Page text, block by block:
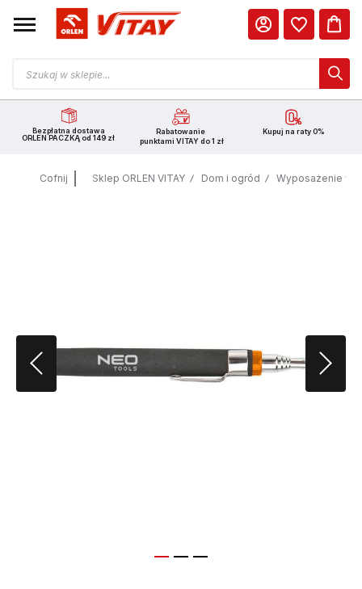
Bezpłatna dostawa
ORLEN PACZKĄ od 149 zł
Rabatowanie
punktami VITAY do 1 zł
Kupuj na raty 0%
Cofnij Sklep ORLEN VITAY Dom i ogród Wyposażenie